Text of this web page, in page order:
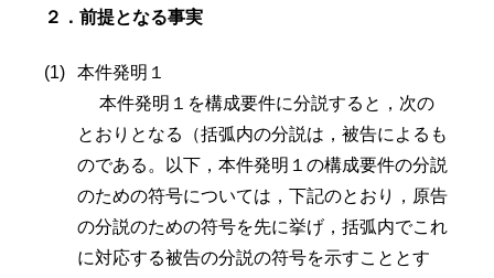
２．前提となる事実
本件発明１
本件発明１を構成要件に分説すると，次の
とおりとなる（括弧内の分説は，被告によるも
のである。以下，本件発明１の構成要件の分説
のための符号については，下記のとおり，原告
の分説のための符号を先に挙げ，括弧内でこれ
に対応する被告の分説の符号を示すこととす